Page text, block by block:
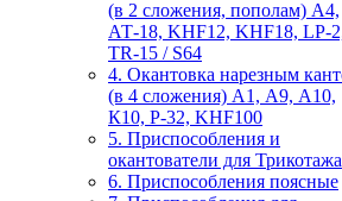
(в 2 сложения, пополам) А4,
АТ-18, KHF12, KHF18, LP-
TR-15 / S64
4. Окантовка нарезным
(в 4 сложения) А1, А9, А10,
К10, Р-32, KHF100
5. Приспособления и
окантователи для Трикотажа
6. Приспособления поясные